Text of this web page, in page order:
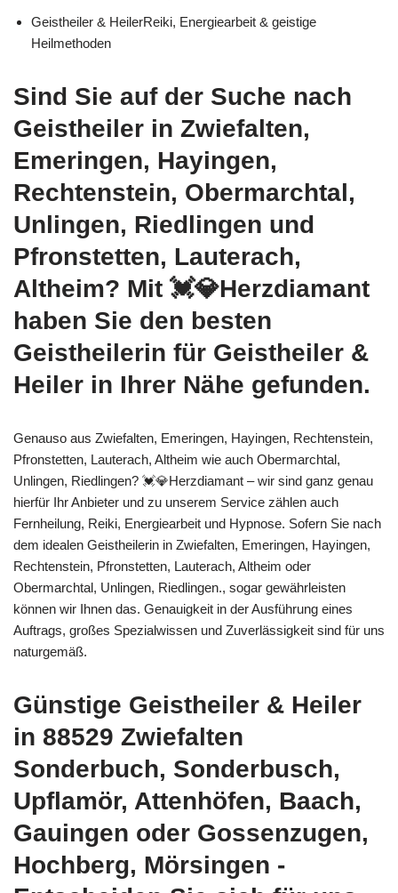
Geistheiler & HeilerReiki, Energiearbeit & geistige
Heilmethoden
Sind Sie auf der Suche nach
Geistheiler in Zwiefalten,
Emeringen, Hayingen,
Rechtenstein, Obermarchtal,
Unlingen, Riedlingen und
Pfronstetten, Lauterach,
Altheim? Mit 💓️💎Herzdiamant
haben Sie den besten
Geistheilerin für Geistheiler &
Heiler in Ihrer Nähe gefunden.
Genauso aus Zwiefalten, Emeringen, Hayingen, Rechtenstein,
Pfronstetten, Lauterach, Altheim wie auch Obermarchtal,
Unlingen, Riedlingen? 💓️💎Herzdiamant – wir sind ganz genau
hierfür Ihr Anbieter und zu unserem Service zählen auch
Fernheilung, Reiki, Energiearbeit und Hypnose. Sofern Sie nach
dem idealen Geistheilerin in Zwiefalten, Emeringen, Hayingen,
Rechtenstein, Pfronstetten, Lauterach, Altheim oder
Obermarchtal, Unlingen, Riedlingen., sogar gewährleisten
können wir Ihnen das. Genauigkeit in der Ausführung eines
Auftrags, großes Spezialwissen und Zuverlässigkeit sind für uns
naturgemäß.
Günstige Geistheiler & Heiler
in 88529 Zwiefalten
Sonderbuch, Sonderbusch,
Upflamör, Attenhöfen, Baach,
Gauingen oder Gossenzugen,
Hochberg, Mörsingen -